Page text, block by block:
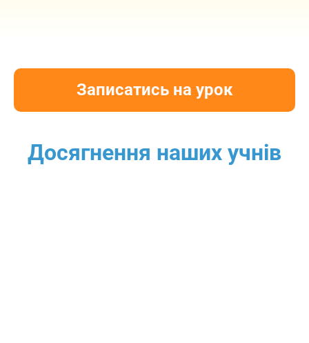
Записатись на урок
Досягнення наших учнів